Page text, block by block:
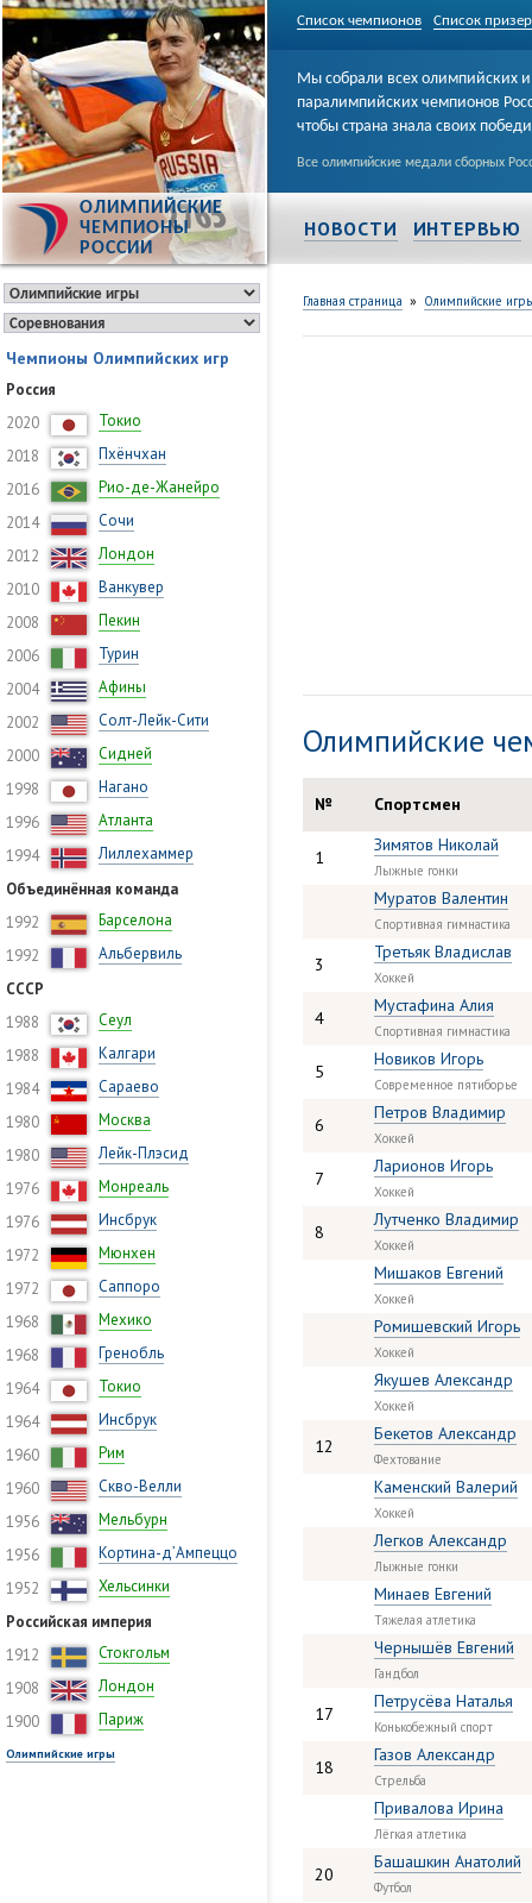
Список чемпионов Список
ОЛИМПИЙСКИЕ
ЧЕМПИОНЫ
РОССИИ
Мы собрали всех олимпийских и
паралимпийских чемпионов
чтобы страна знала своих
Все олимпийские медали сборных
НОВОСТИ ИНТЕРВЬЮ
Чемпионы Олимпийских игр
Россия
2020
Токио
2018
Пхёнчхан
2016
Рио-де-Жанейро
2014
Сочи
2012
Лондон
2010
Ванкувер
2008
Пекин
2006
Турин
2004
Афины
2002
Солт-Лейк-Сити
2000
Сидней
1998
Нагано
1996
Атланта
1994
Лиллехаммер
Объединённая команда
1992
Барселона
1992
Альбервиль
СССР
1988
Сеул
1988
Калгари
1984
Сараево
1980
Москва
1980
Лейк-Плэсид
1976
Монреаль
1976
Инсбрук
1972
Мюнхен
1972
Саппоро
1968
Мехико
1968
Гренобль
1964
Токио
1964
Инсбрук
1960
Рим
1960
Скво-Велли
1956
Мельбурн
1956
Кортина-д’Ампеццо
1952
Хельсинки
Российская империя
1912
Стокгольм
1908
Лондон
1900
Париж
Олимпийские игры
Главная страница » Олимпийские
Олимпийские
№ Спортсмен
1
Зимятов Николай
Лыжные гонки
Муратов Валентин
Спортивная гимнастика
3
Третьяк Владислав
Хоккей
4
Мустафина Алия
Спортивная гимнастика
5
Новиков Игорь
Современное пятиборье
6
Петров Владимир
Хоккей
7
Ларионов Игорь
Хоккей
8
Лутченко Владимир
Хоккей
Мишаков Евгений
Хоккей
Ромишевский Игорь
Хоккей
Якушев Александр
Хоккей
12
Бекетов Александр
Фехтование
Каменский Валерий
Хоккей
Легков Александр
Лыжные гонки
Минаев Евгений
Тяжелая атлетика
Чернышёв Евгений
Гандбол
17
Петрусёва Наталья
Конькобежный спорт
18
Газов Александр
Стрельба
Привалова Ирина
Лёгкая атлетика
20
Башашкин Анатолий
Футбол